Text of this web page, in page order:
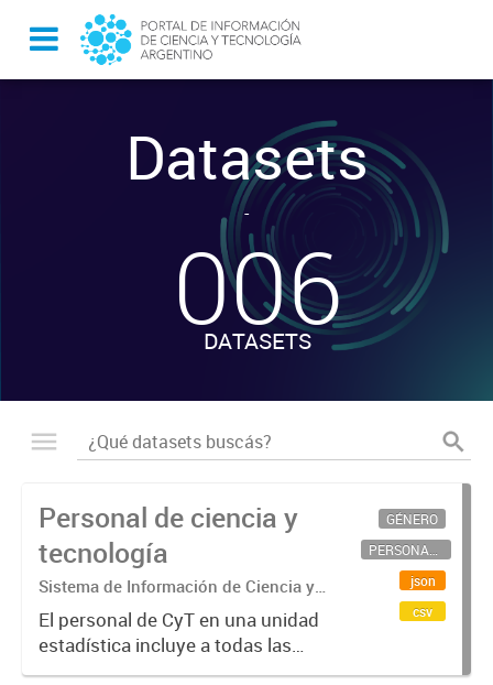
Datasets
-
006
DATASETS
Personal de ciencia y
tecnología
Sistema de Información de Ciencia y
Tecnología Argentino (SICYTAR)
El personal de CyT en una unidad
estadística incluye a todas las
personas involucradas
GÉNERO
PERSONAL CIENTÍFICO-TECNOLÓGICO
json
csv